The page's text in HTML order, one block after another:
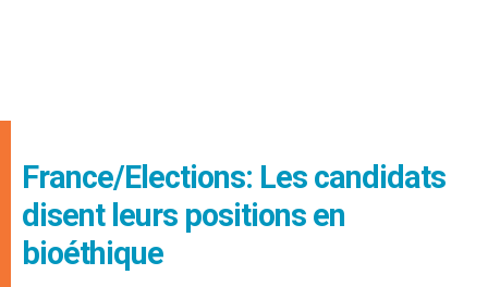
France/Elections: Les candidats
disent leurs positions en
bioéthique